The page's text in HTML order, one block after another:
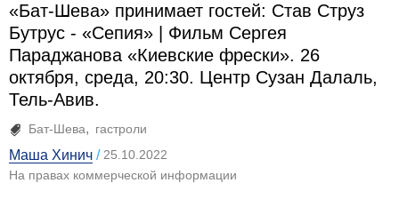
«Бат-Шева» принимает гостей: Став Струз
Бутрус - «Сепия» | Фильм Сергея
Параджанова «Киевские фрески». 26
октября, среда, 20:30. Центр Сузан Далаль,
Тель-Авив.
Бат-Шева гастроли
Маша Хинич
25.10.2022
На правах коммерческой информации